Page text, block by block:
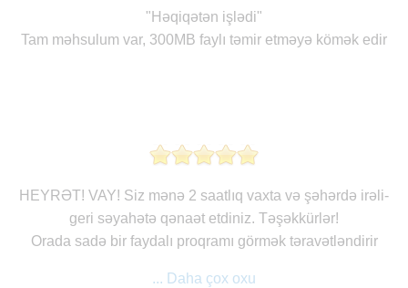
"Həqiqətən işlədi"
Tam məhsulum var, 300MB faylı təmir etməyə kömək edir
HEYRƏT! VAY! Siz mənə 2 saatlıq vaxta və şəhərdə irəli-
geri səyahətə qənaət etdiniz. Təşəkkürlər!
Orada sadə bir faydalı proqramı görmək təravətləndirir
... Daha çox oxu